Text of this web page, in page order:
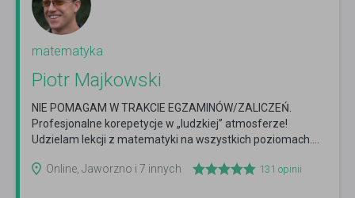
matematyka
Piotr Majkowski
NIE POMAGAM W TRAKCIE EGZAMINÓW/ZALICZEŃ.
Profesjonalne korepetycje w „ludzkiej” atmosferze!
Udzielam lekcji z matematyki na wszystkich poziomach....
Online, Jaworzno i 7 innych
131 opinii